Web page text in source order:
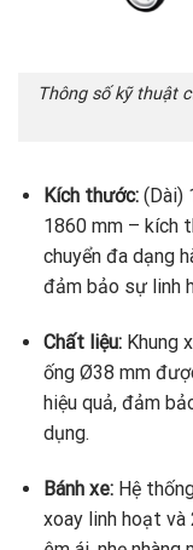
Thông số kỹ thuật
Kích thước:(Dài)
1860 mm – kích
chuyển đa dạng
đảm bảo sự linh
Chất liệu:Khung
ống Ø38 mm
hiệu quả, đảm
dụng.
Bánh xe:Hệ
xoay linh hoạt và